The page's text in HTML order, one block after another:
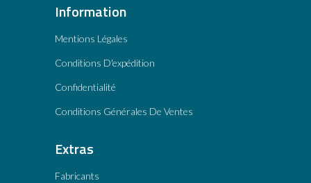
Information
Mentions Légales
Conditions D'expédition
Confidentialité
Conditions Générales De Ventes
Extras
Fabricants